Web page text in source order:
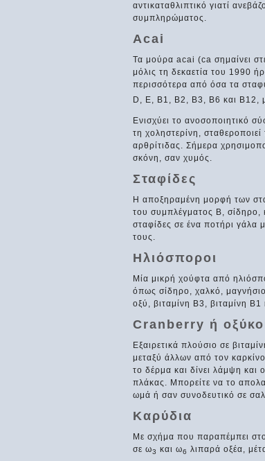
αντικαταθλιπτικό γιατί
συμπληρώματος.
Acai
Τα μούρα acai (ca σημαίνει
μόλις τη δεκαετία του 1990
περισσότερα από όσα τα
D, E, B1, B2, B3, B6 και B12,
Ενισχύει το ανοσοποιητικό
τη χοληστερίνη,
αρθρίτιδας. Σήμερα
σκόνη, σαν χυμός.
Σταφίδες
Η αποξηραμένη μορφή των
του συμπλέγματος Β, σίδηρο,
σταφίδες σε ένα ποτήρι γάλα
τους.
Ηλιόσποροι
Μία μικρή χούφτα από
όπως σίδηρο, χαλκό,
οξύ, βιταμίνη Β3, βιταμίνη Β1
Cranberry ή
Εξαιρετικά πλούσιο σε
μεταξύ άλλων από τον καρκίνο
το δέρμα και δίνει λάμψη
πλάκας. Μπορείτε να το
ωμά ή σαν συνοδευτικό σε
Καρύδια
Με σχήμα που παραπέμπει
σε ω3 και ω6 λιπαρά οξέα,